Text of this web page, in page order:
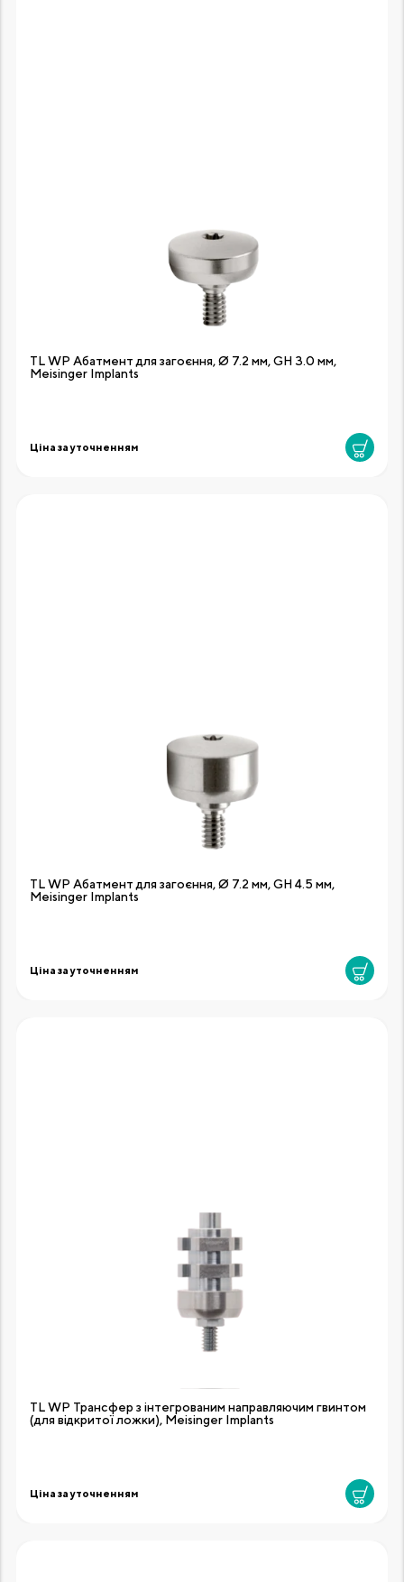
TL WP Абатмент для загоєння, Ø 7.2 мм, GH 3.0 мм,
Meisinger Implants
Ціна за уточненням
TL WP Абатмент для загоєння, Ø 7.2 мм, GH 4.5 мм,
Meisinger Implants
Ціна за уточненням
TL WP Трансфер з інтегрованим направляючим гвинтом
(для відкритої ложки), Meisinger Implants
Ціна за уточненням